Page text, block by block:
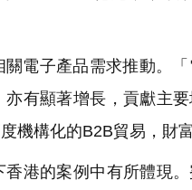
電子產品需求推動。
有顯著增長，貢獻主
機構化的B2B貿易，財
港的案例中有所體現